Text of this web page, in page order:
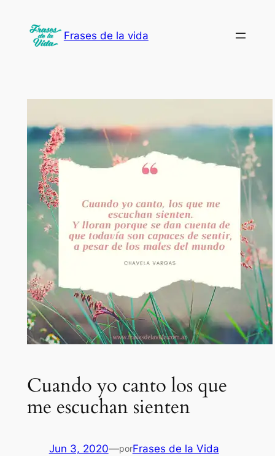
contenido
Frases de la vida
Cuando yo canto los que
me escuchan sienten
Jun 3, 2020—porFrases de la Vida